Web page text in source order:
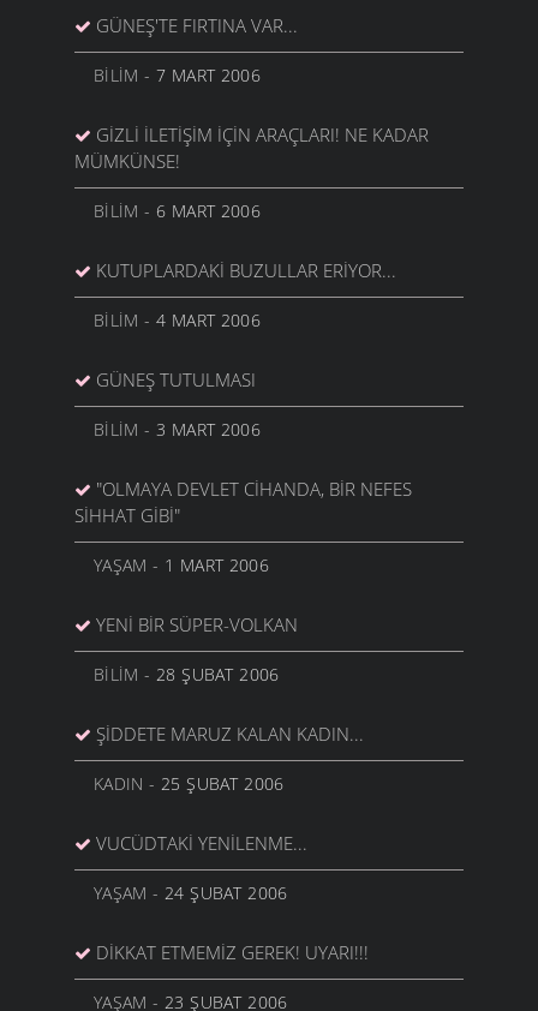
GÜNEŞ'TE FIRTINA VAR...
BILIM - 7 MART 2006
GIZLI İLETIŞIM İÇIN ARAÇLARI! NE KADAR
MÜMKÜNSE!
BILIM - 6 MART 2006
KUTUPLARDAKI BUZULLAR ERIYOR...
BILIM - 4 MART 2006
GÜNEŞ TUTULMASI
BILIM - 3 MART 2006
"OLMAYA DEVLET CIHANDA, BIR NEFES
SIHHAT GIBI"
YAŞAM - 1 MART 2006
YENI BIR SÜPER-VOLKAN
BILIM - 28 ŞUBAT 2006
ŞIDDETE MARUZ KALAN KADIN...
KADIN - 25 ŞUBAT 2006
VUCÜDTAKI YENILENME...
YAŞAM - 24 ŞUBAT 2006
DIKKAT ETMEMIZ GEREK! UYARI!!!
YAŞAM - 23 ŞUBAT 2006